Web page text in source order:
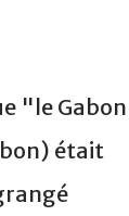
"le Gabon
était